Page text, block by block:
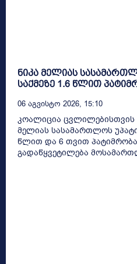
ნიკა მელიას
საქმეზე 1.6 წლით
06 Აგვისტო 2026, 15:10
კოალიცია
მელიას სასამართლოს
წლით და 6 თვით პატიმრობა
გადაწყვეტილება